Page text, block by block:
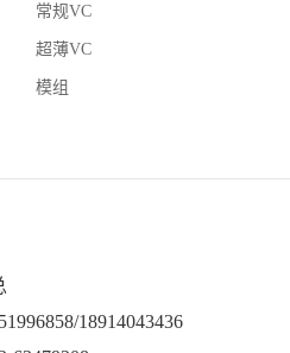
常规VC
超薄VC
模组
18914043436